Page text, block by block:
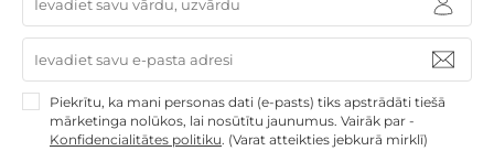
GribuAtpusties » Latvija » Viesnīcas Jūrmalā »
Pegasa Pils SPA Hotel
Pegasa Pils SPA Hotel
Jūrmala 8,2/10
Piekrītu, ka mani personas dati (e-pasts) tiks apstrādāti tiešā
mārketinga nolūkos, lai nosūtītu jaunumus. Vairāk par -
Konfidencialitātes politiku. (Varat atteikties jebkurā mirklī)